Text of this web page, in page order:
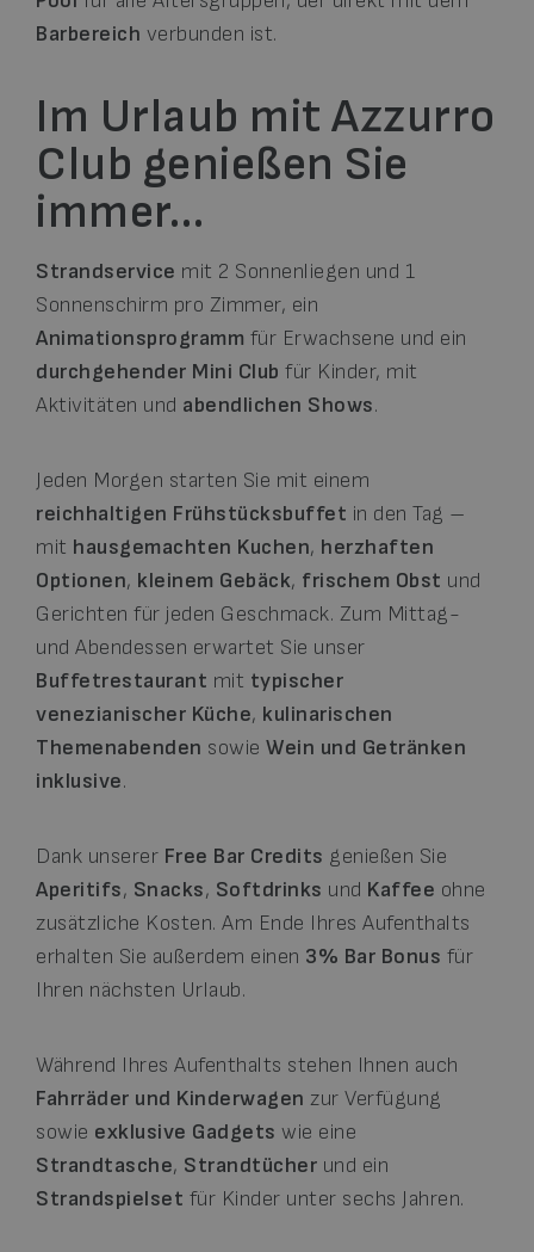
Barbereich verbunden ist.
Im Urlaub mit Azzurro
Club genießen Sie
immer…
Strandservice mit 2 Sonnenliegen und 1
Sonnenschirm pro Zimmer, ein
Animationsprogramm für Erwachsene und ein
durchgehender Mini Club für Kinder, mit
Aktivitäten und abendlichen Shows.
Jeden Morgen starten Sie mit einem
reichhaltigen Frühstücksbuffet in den Tag –
mit hausgemachten Kuchen, herzhaften
Optionen, kleinem Gebäck, frischem Obst und
Gerichten für jeden Geschmack. Zum Mittag-
und Abendessen erwartet Sie unser
Buffetrestaurant mit typischer
venezianischer Küche, kulinarischen
Themenabenden sowie Wein und Getränken
inklusive.
Dank unserer Free Bar Credits genießen Sie
Aperitifs, Snacks, Softdrinks und Kaffee ohne
zusätzliche Kosten. Am Ende Ihres Aufenthalts
erhalten Sie außerdem einen 3% Bar Bonus für
Ihren nächsten Urlaub.
Während Ihres Aufenthalts stehen Ihnen auch
Fahrräder und Kinderwagen zur Verfügung
sowie exklusive Gadgets wie eine
Strandtasche, Strandtücher und ein
Strandspielset für Kinder unter sechs Jahren.